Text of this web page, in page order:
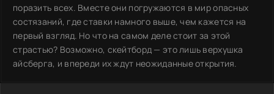
поразить всех. Вместе они погружаются в мир опасных
состязаний, где ставки намного выше, чем кажется на
первый взгляд. Но что на самом деле стоит за этой
страстью? Возможно, скейтборд — это лишь верхушка
айсберга, и впереди их ждут неожиданные открытия.